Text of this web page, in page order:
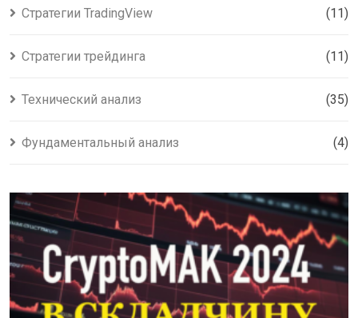
Стратегии TradingView (11)
Стратегии трейдинга (11)
Технический анализ (35)
Фундаментальный анализ (4)